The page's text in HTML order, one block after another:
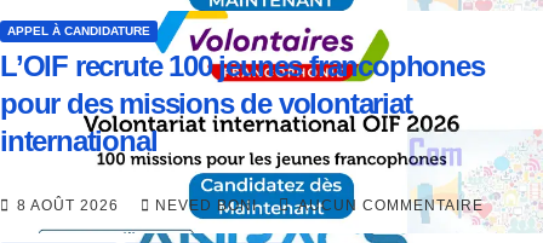
APPEL À CANDIDATURE
L’OIF recrute 100 jeunes francophones
pour des missions de volontariat
international
8 AOÛT 2026 NEVED BONI AUCUN COMMENTAIRE